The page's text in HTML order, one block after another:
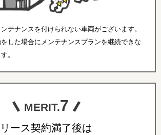
テナンスを付けられない車両がございます。
した場合にメンテナンスプランを継続できな
。
MERIT.7
リース契約満了後は